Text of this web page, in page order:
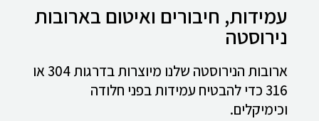
עמידות, חיבורים ואיטום בארובות
נירוסטה
ארובות הנירוסטה שלנו מיוצרות בדרגות 304 או
316 כדי להבטיח עמידות בפני חלודה
וכימיקלים.